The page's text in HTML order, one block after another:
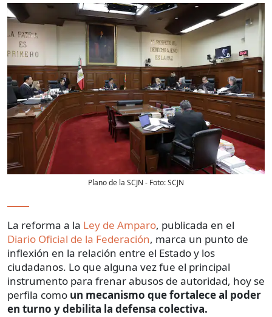
Plano de la SCJN - Foto:SCJN
La reforma a la Ley de Amparo, publicada en el
Diario Oficial de la Federación, marca un punto de
inflexión en la relación entre el Estado y los
ciudadanos. Lo que alguna vez fue el principal
instrumento para frenar abusos de autoridad, hoy se
perfila como un mecanismo que fortalece al poder
en turno y debilita la defensa colectiva.